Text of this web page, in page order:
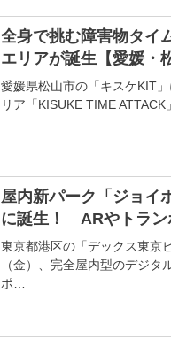
全身で挑む障害物タイ
エリアが誕生【愛媛・
愛媛県松山市の「キスケKIT
リア「KISUKE TIME ATTACK
屋内新パーク「ジョイ
に誕生！ ARやトラン
東京都港区の「デックス東京
（金）、完全屋内型のデジ
ポ…